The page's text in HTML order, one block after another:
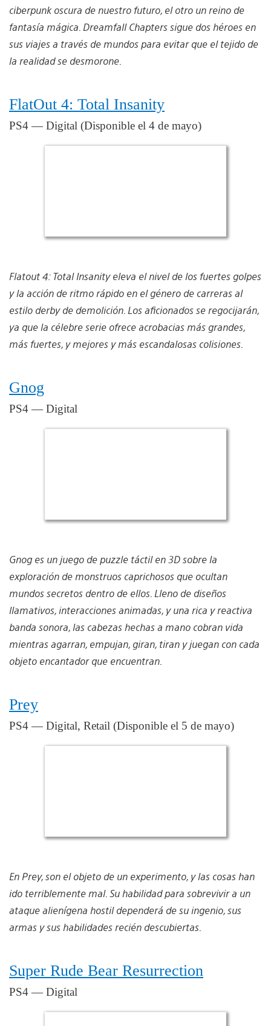
ciberpunk oscura de nuestro futuro, el otro un reino de
fantasía mágica. Dreamfall Chapters sigue dos héroes en
sus viajes a través de mundos para evitar que el tejido de
la realidad se desmorone.
FlatOut 4: Total Insanity
PS4 — Digital (Disponible el 4 de mayo)
Flatout 4: Total Insanity eleva el nivel de los fuertes golpes
y la acción de ritmo rápido en el género de carreras al
estilo derby de demolición. Los aficionados se regocijarán,
ya que la célebre serie ofrece acrobacias más grandes,
más fuertes, y mejores y más escandalosas colisiones.
Gnog
PS4 — Digital
Gnog es un juego de puzzle táctil en 3D sobre la
exploración de monstruos caprichosos que ocultan
mundos secretos dentro de ellos. Lleno de diseños
llamativos, interacciones animadas, y una rica y reactiva
banda sonora, las cabezas hechas a mano cobran vida
mientras agarran, empujan, giran, tiran y juegan con cada
objeto encantador que encuentran.
Prey
PS4 — Digital, Retail (Disponible el 5 de mayo)
En Prey, son el objeto de un experimento, y las cosas han
ido terriblemente mal. Su habilidad para sobrevivir a un
ataque alienígena hostil dependerá de su ingenio, sus
armas y sus habilidades recién descubiertas.
Super Rude Bear Resurrection
PS4 — Digital